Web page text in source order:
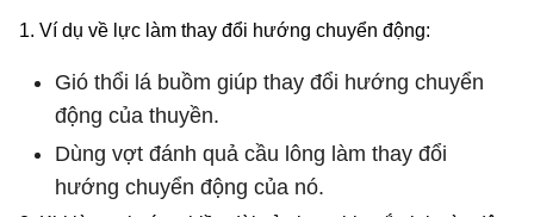
1. Ví dụ về lực làm thay đổi hướng chuyển động:
Gió thổi lá buồm giúp thay đổi hướng chuyển
động của thuyền.
Dùng vợt đánh quả cầu lông làm thay đổi
hướng chuyển động của nó.